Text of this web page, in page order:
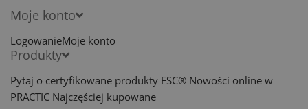
Moje konto
LogowanieMoje konto
Produkty
Pytaj o certyfikowane produkty FSC® Nowości online w
PRACTIC Najczęściej kupowane